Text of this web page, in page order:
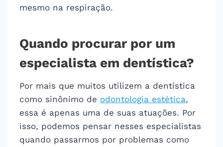
mesmo na respiração.
Quando procurar por um
especialista em dentística?
Por mais que muitos utilizem a dentística
como sinônimo de odontologia estética,
essa é apenas uma de suas atuações. Por
isso, podemos pensar nesses especialistas
quando passarmos por problemas como